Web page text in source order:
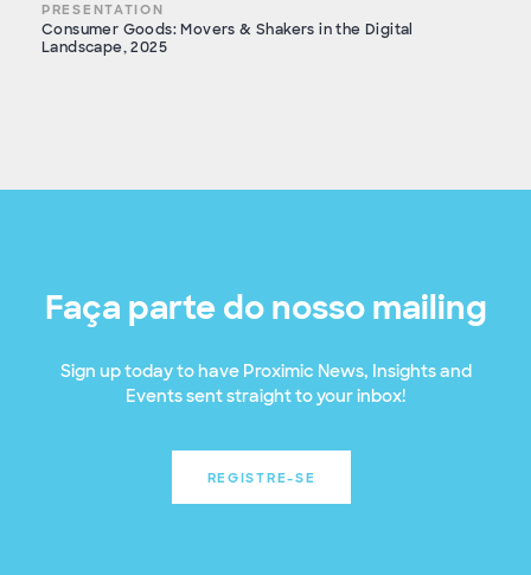
PRESENTATION
Consumer Goods: Movers & Shakers in the Digital
Landscape, 2025
Faça parte do nosso mailing
Sign up today to have Proximic News, Insights and
Events sent straight to your inbox!
REGISTRE-SE